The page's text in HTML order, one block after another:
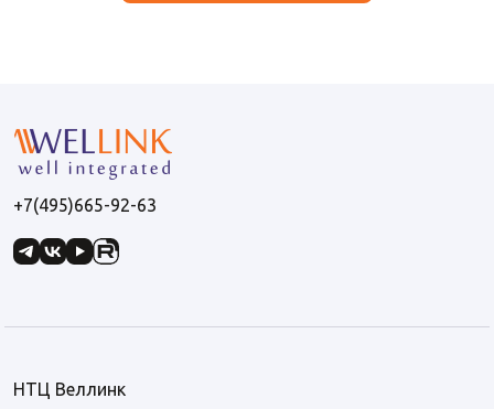
+7(495)665-92-63
НТЦ Веллинк